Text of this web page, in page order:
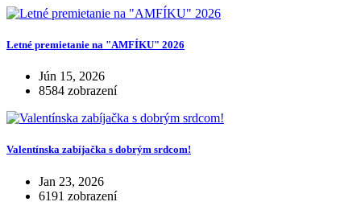
Letné premietanie na "AMFÍKU" 2026
Jún 15, 2026
8584 zobrazení
Valentínska zabíjačka s dobrým srdcom!
Jan 23, 2026
6191 zobrazení